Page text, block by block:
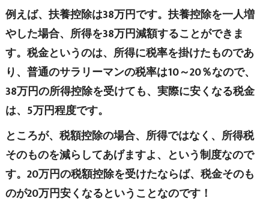
例えば、扶養控除は38万円です。扶養控除を一人増
やした場合、所得を38万円減額することができま
す。税金というのは、所得に税率を掛けたものであ
り、普通のサラリーマンの税率は10～20％なので、
38万円の所得控除を受けても、実際に安くなる税金
は、5万円程度です。
ところが、税額控除の場合、所得ではなく、所得税
そのものを減らしてあげますよ、という制度なので
す。20万円の税額控除を受けたならば、税金そのも
のが20万円安くなるということなのです！